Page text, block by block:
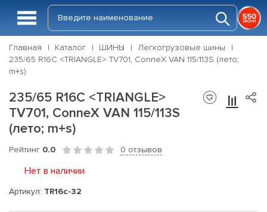
Главная Каталог ШИНЫ
Легкогрузовые шины
235/65 R16C <TRIANGLE> TV701, ConneX VAN 115/113S (лето;
m+s)
235/65 R16C <TRIANGLE>
TV701, ConneX VAN 115/113S
(лето; m+s)
Рейтинг 0.0 0 отзывов
Нет в наличии
Артикул: TR16c-32